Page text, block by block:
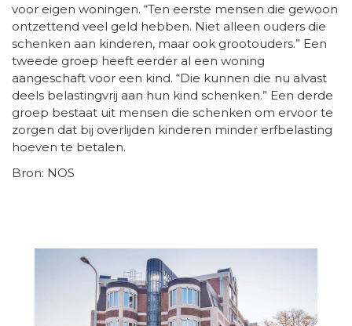
voor eigen woningen. “Ten eerste mensen die gewoon
ontzettend veel geld hebben. Niet alleen ouders die
schenken aan kinderen, maar ook grootouders.” Een
tweede groep heeft eerder al een woning
aangeschaft voor een kind. “Die kunnen die nu alvast
deels belastingvrij aan hun kind schenken.” Een derde
groep bestaat uit mensen die schenken om ervoor te
zorgen dat bij overlijden kinderen minder erfbelasting
hoeven te betalen.
Bron: NOS